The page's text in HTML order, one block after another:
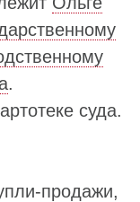
.
суда.
продажи,